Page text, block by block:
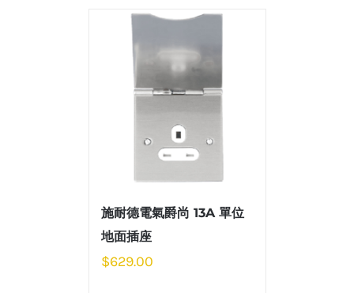
施耐德電氣爵尚 13A 單位
地面插座
$629.00